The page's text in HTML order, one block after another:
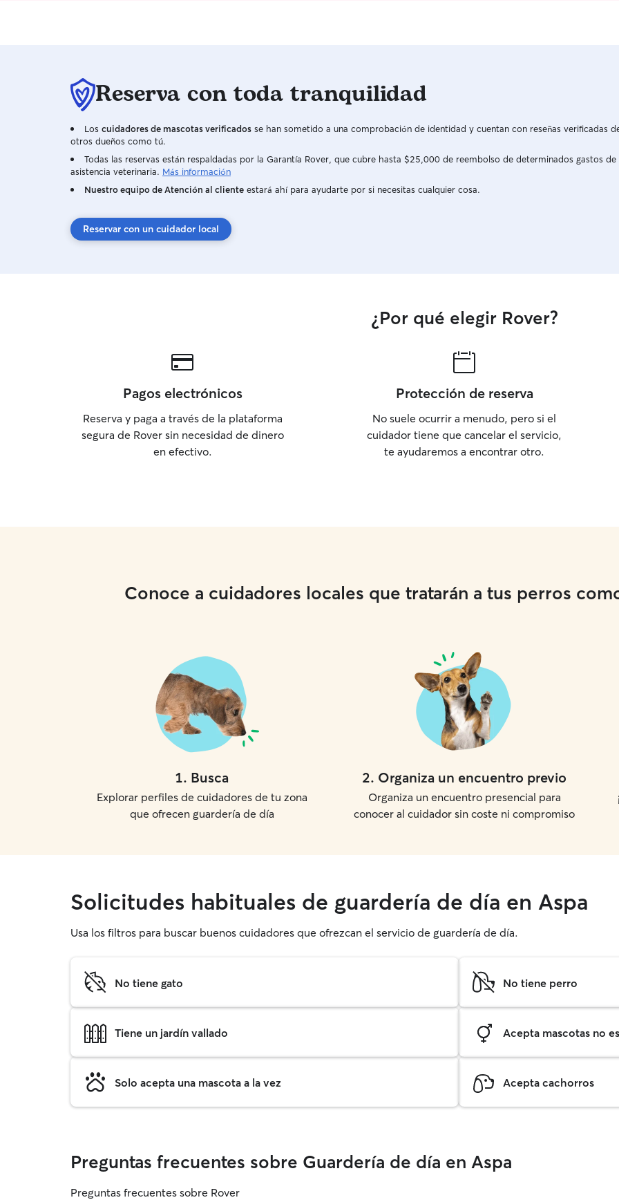
Reserva con toda tranquilidad
Los cuidadores de mascotas verificados se han sometido a una comprobación de identidad y cuentan con reseñas verificadas
otros dueños como tú.
Todas las reservas están respaldadas por la Garantía Rover, que cubre hasta $25,000 de reembolso de determinados gastos de
asistencia veterinaria. Más información
Nuestro equipo de Atención al cliente estará ahí para ayudarte por si necesitas cualquier cosa.
Reservar con un cuidador local
¿Por qué elegir Rover?
Pagos electrónicos
Reserva y paga a través de la plataforma
segura de Rover sin necesidad de dinero
en efectivo.
Protección de reserva
No suele ocurrir a menudo, pero si el
cuidador tiene que cancelar el servicio,
te ayudaremos a encontrar otro.
Conoce a cuidadores locales que tratarán a tus perros
1. Busca
Explorar perfiles de cuidadores de tu zona
que ofrecen guardería de día
2. Organiza un encuentro previo
Organiza un encuentro presencial para
conocer al cuidador sin coste ni compromiso
Solicitudes habituales de guardería de día en Aspa
Usa los filtros para buscar buenos cuidadores que ofrezcan el servicio de guardería de día.
No tiene gato No tiene perro
Tiene un jardín vallado Acepta mascotas no
Solo acepta una mascota a la vez Acepta cachorros
Preguntas frecuentes sobre Guardería de día en Aspa
Preguntas frecuentes sobre Rover